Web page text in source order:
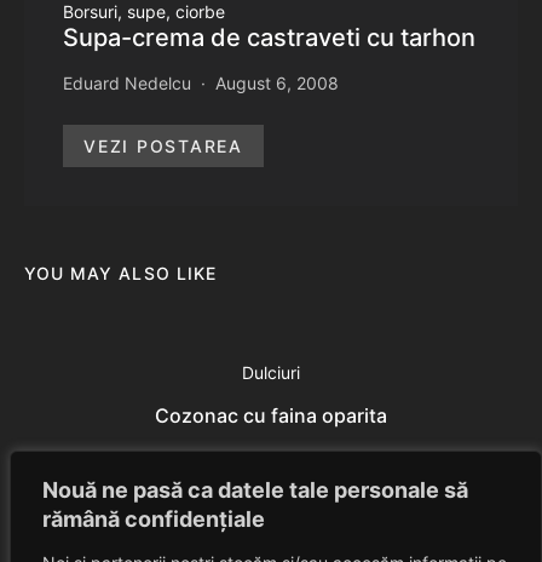
Nouă ne pasă ca datele tale personale să
rămână confidențiale
Borsuri, supe, ciorbe
Supa-crema de castraveti cu tarhon
Eduard Nedelcu August 6, 2008
VEZI POSTAREA
YOU MAY ALSO LIKE
Dulciuri
Cozonac cu faina oparita
Eduard Nedelcu July 18, 2014